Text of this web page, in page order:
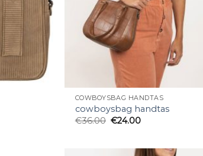
COWBOYSBAG HANDTAS
cowboysbag handtas
€36.00 €24.00